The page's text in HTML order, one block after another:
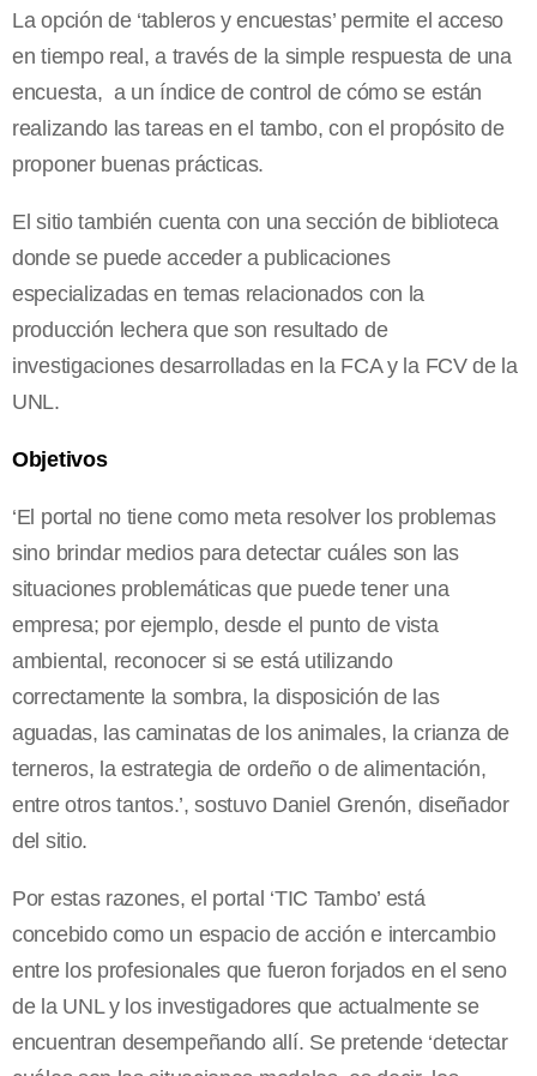
La opción de ‘tableros y encuestas’ permite el acceso
en tiempo real, a través de la simple respuesta de una
encuesta, a un índice de control de cómo se están
realizando las tareas en el tambo, con el propósito de
proponer buenas prácticas.
El sitio también cuenta con una sección de biblioteca
donde se puede acceder a publicaciones
especializadas en temas relacionados con la
producción lechera que son resultado de
investigaciones desarrolladas en la FCAy la FCVde la
UNL.
Objetivos
‘El portal no tiene como meta resolver los problemas
sino brindar medios para detectar cuáles son las
situaciones problemáticas que puede tener una
empresa; por ejemplo, desde el punto de vista
ambiental, reconocer si se está utilizando
correctamente la sombra, la disposición de las
aguadas, las caminatas de los animales, la crianza de
terneros, la estrategia de ordeño o de alimentación,
entre otros tantos.’, sostuvo Daniel Grenón, diseñador
del sitio.
Por estas razones, el portal ‘TIC Tambo’ está
concebido como un espacio de acción e intercambio
entre los profesionales que fueron forjados en el seno
de la UNLy los investigadores que actualmente se
encuentran desempeñando allí. Se pretende ‘detectar